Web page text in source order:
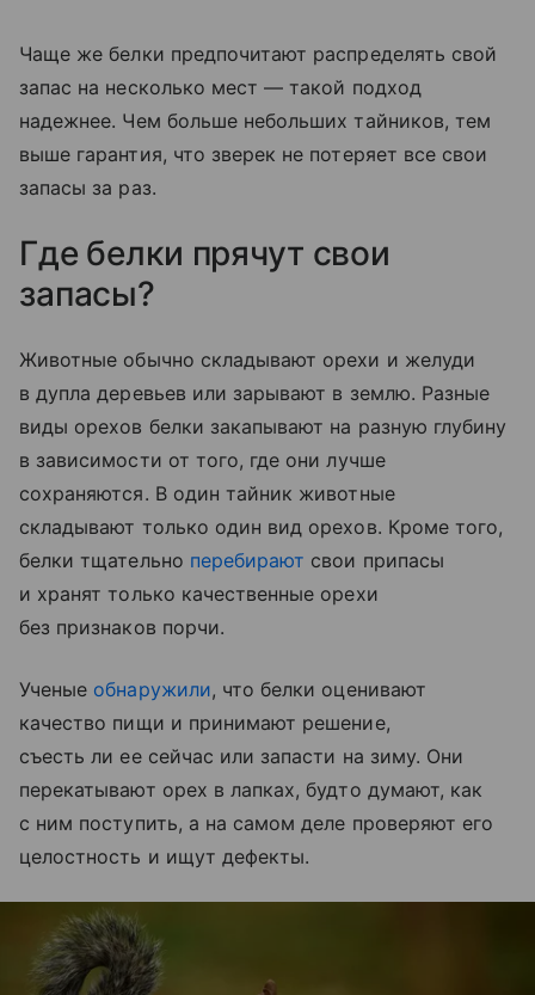
Чаще же белки предпочитают распределять свой
запас на несколько мест — такой подход
надежнее. Чем больше небольших тайников, тем
выше гарантия, что зверек не потеряет все свои
запасы за раз.
Где белки прячут свои
запасы?
Животные обычно складывают орехи и желуди
в дупла деревьев или зарывают в землю. Разные
виды орехов белки закапывают на разную глубину
в зависимости от того, где они лучше
сохраняются. В один тайник животные
складывают только один вид орехов. Кроме того,
белки тщательно перебирают свои припасы
и хранят только качественные орехи
без признаков порчи.
Ученые обнаружили, что белки оценивают
качество пищи и принимают решение,
съесть ли ее сейчас или запасти на зиму. Они
перекатывают орех в лапках, будто думают, как
с ним поступить, а на самом деле проверяют его
целостность и ищут дефекты.